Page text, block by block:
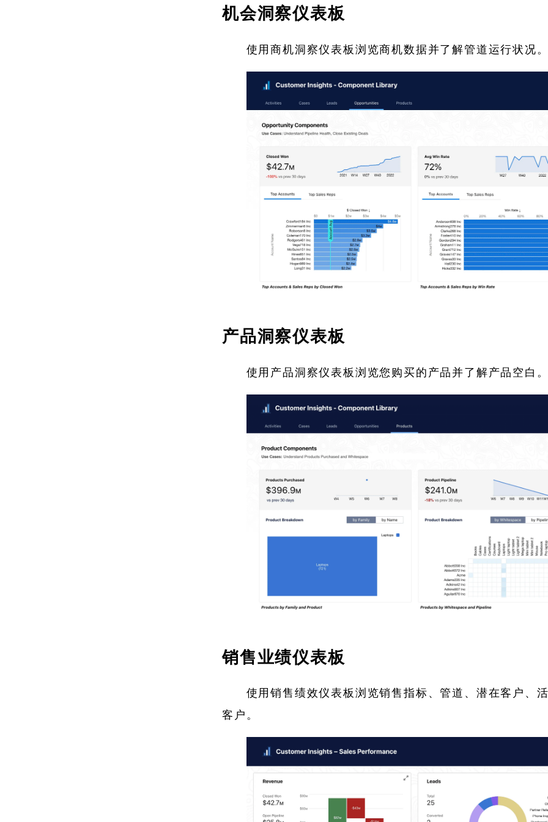
机会洞察仪表板
使用商机洞察仪表板浏览商机数据并了解管道运行状况
产品洞察仪表板
使用产品洞察仪表板浏览您购买的产品并了解产品空白
销售业绩仪表板
使用销售绩效仪表板浏览销售指标、管道、潜在客户、
客户。